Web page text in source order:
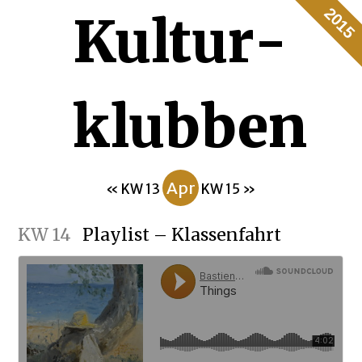
2015
Kultur­
klubben
« KW 13 Apr KW 15 »
KW 14 Playlist – Klassenfahrt